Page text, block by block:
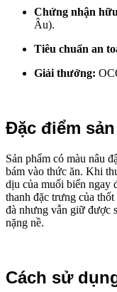
Chứng nhận
Âu).
Tiêu chuẩn an
Giải thưởng:
Đặc điểm
Sản phẩm có màu nâu
bám vào thức ăn. Khi
dịu của muối biển ngay
thanh đặc trưng của
đà nhưng vẫn giữ được
nặng nề.
Cách sử